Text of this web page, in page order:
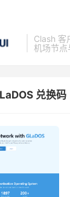
Clash 客
机场节点
兑换码